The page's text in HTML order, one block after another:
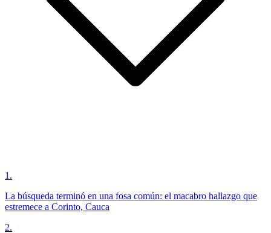
1 .
La búsqueda terminó en una fosa común: el macabro hallazgo que
estremece a Corinto, Cauca
2.